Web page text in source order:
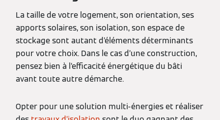
La taille de votre logement, son orientation, ses
apports solaires, son isolation, son espace de
stockage sont autant d’éléments déterminants
pour votre choix. Dans le cas d’une construction,
pensez bien à l’efficacité énergétique du bâti
avant toute autre démarche.
Opter pour une solution multi-énergies et réaliser